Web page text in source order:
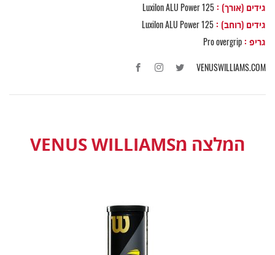
גידים (אורך) : Luxilon ALU Power 125
גידים (רוחב) : Luxilon ALU Power 125
גריפ : Pro overgrip
VENUSWILLIAMS.COM
המלצה מVENUS WILLIAMS